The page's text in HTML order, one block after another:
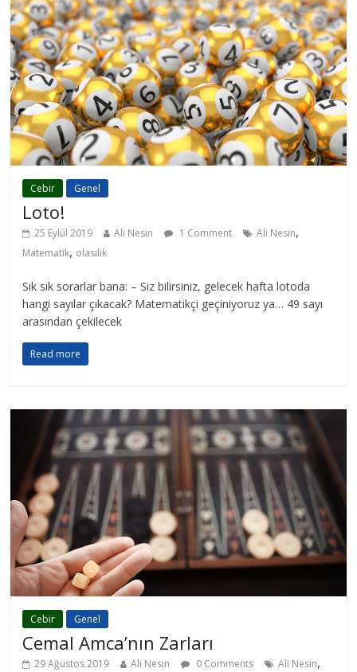
Cebir Genel
Loto!
25 Eylül 2019 Ali Nesin 1 Comment Ali Nesin,
Matematik, olasılık
Sık sık sorarlar bana: – Siz bilirsiniz, gelecek hafta lotoda
hangi sayılar çıkacak? Matematikçi geçiniyoruz ya… 49 sayı
arasından çekilecek
Read more
Cebir Genel
Cemal Amca’nın Zarları
29 Ağustos 2019 Ali Nesin 0 Comments Ali Nesin,